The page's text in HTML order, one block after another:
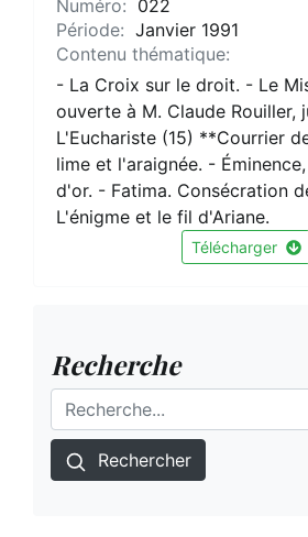
Numéro: 022
Période: Janvier 1991
Contenu thématique:
- La Croix sur le droit. - Le
ouverte à M. Claude Rouiller,
L'Euchariste (15) **Courrier
lime et l'araignée. -
d'or. - Fatima. Consécration
L'énigme et le fil d'Ariane.
Télécharger
Recherche
Rechercher